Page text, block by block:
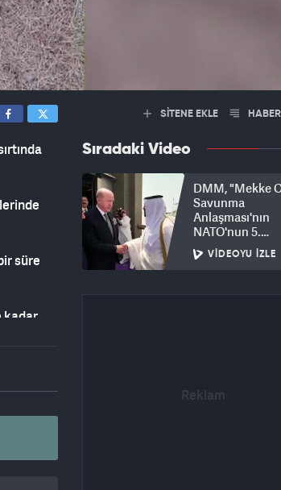
süre
kadar
SİTENE EKLE
Sıradaki Video
DMM, "Mekke
Savunma
Anlaşması'nın
NATO'nun 5.
maddesiyle
iddiasını
VIDEOYU İZLE